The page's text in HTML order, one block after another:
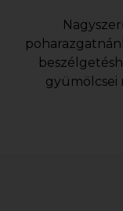
gyümölcsei